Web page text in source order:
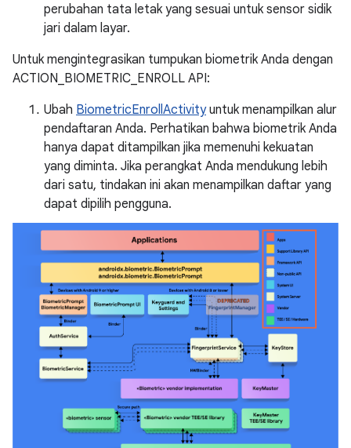
perubahan tata letak yang sesuai untuk sensor sidik
jari dalam layar.
Untuk mengintegrasikan tumpukan biometrik Anda dengan
ACTION_BIOMETRIC_ENROLL API:
Ubah BiometricEnrollActivityuntuk menampilkan alur
pendaftaran Anda. Perhatikan bahwa biometrik Anda
hanya dapat ditampilkan jika memenuhi kekuatan
yang diminta. Jika perangkat Anda mendukung lebih
dari satu, tindakan ini akan menampilkan daftar yang
dapat dipilih pengguna.